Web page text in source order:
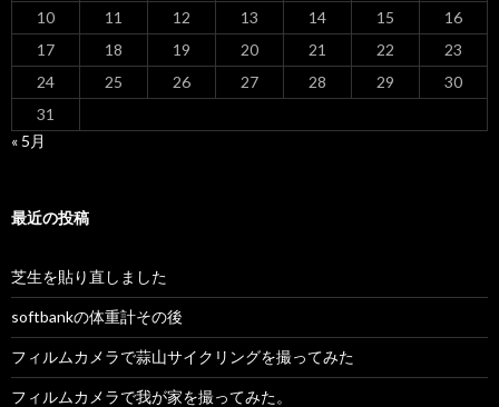
10
11 12 13 14 15
16
17
18 19 20 21 22
23
24
25 26 27 28 29
30
31
« 5月
最近の投稿
芝生を貼り直しました
softbankの体重計その後
フィルムカメラで蒜山サイクリングを撮ってみた
フィルムカメラで我が家を撮ってみた。